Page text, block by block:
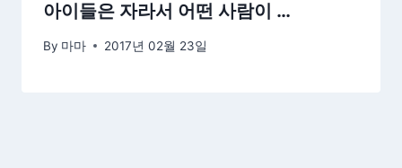
아이들은 자라서 어떤 사람이 …
By 마마 2017년 02월 23일